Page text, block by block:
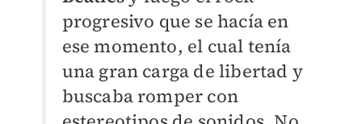
progresivo que se hacía en
ese momento, el cual tenía
una gran carga de libertad y
buscaba romper con